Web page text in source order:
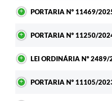
PORTARIA Nº 11469/
PORTARIA Nº 11250/
LEI ORDINÁRIA Nº
PORTARIA Nº 11105/